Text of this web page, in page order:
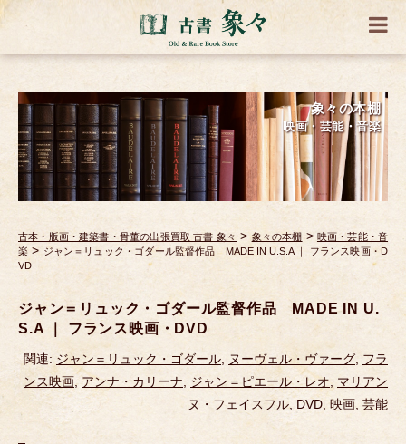
象々の本棚
映画・芸能・音楽
古本・版画・建築書・骨董の出張買取 古書 象々 > 象々の本棚 > 映画・芸能・音
楽 > ジャン＝リュック・ゴダール監督作品 MADE IN U.S.A ｜ フランス映画・D
VD
ジャン＝リュック・ゴダール監督作品 MADE IN U.
S.A ｜ フランス映画・DVD
関連: ジャン＝リュック・ゴダール, ヌーヴェル・ヴァーグ,フラ
ンス映画, アンナ・カリーナ, ジャン＝ピエール・レオ, マリアン
ヌ・フェイスフル, DVD, 映画, 芸能